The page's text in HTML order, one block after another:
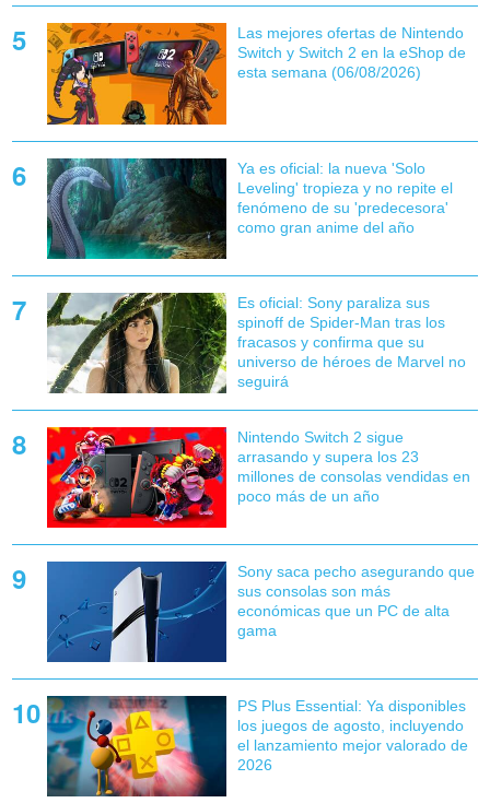
Las mejores ofertas de Nintendo
Switch y Switch 2 en la eShop de
esta semana (06/08/2026)
Ya es oficial: la nueva 'Solo
Leveling' tropieza y no repite el
fenómeno de su 'predecesora'
como gran anime del año
Es oficial: Sony paraliza sus
spinoff de Spider-Man tras los
fracasos y confirma que su
universo de héroes de Marvel no
seguirá
Nintendo Switch 2 sigue
arrasando y supera los 23
millones de consolas vendidas en
poco más de un año
Sony saca pecho asegurando que
sus consolas son más
económicas que un PC de alta
gama
PS Plus Essential: Ya disponibles
los juegos de agosto, incluyendo
el lanzamiento mejor valorado de
2026